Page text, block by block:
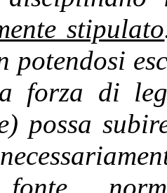
stipulato
potendosi
forza di
possa